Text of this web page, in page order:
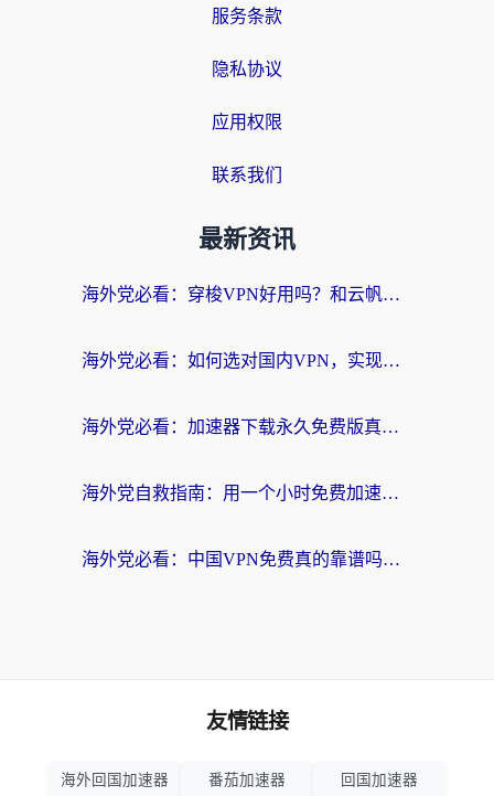
服务条款
隐私协议
应用权限
联系我们
最新资讯
海外党必看：穿梭VPN好用吗？和云帆VPN对比哪个回国效果更好？附真实测评+避坑指南
海外党必看：如何选对国内VPN，实现无缝访问国内资源？
海外党必看：加速器下载永久免费版真的存在吗？教你无缝访问国内资源的正确姿势
海外党自救指南：用一个小时免费加速器，轻松打破国内资源访问壁垒？
海外党必看：中国VPN免费真的靠谱吗？手把手教你选对回国加速器
友情链接
海外回国加速器 番茄加速器 回国加速器